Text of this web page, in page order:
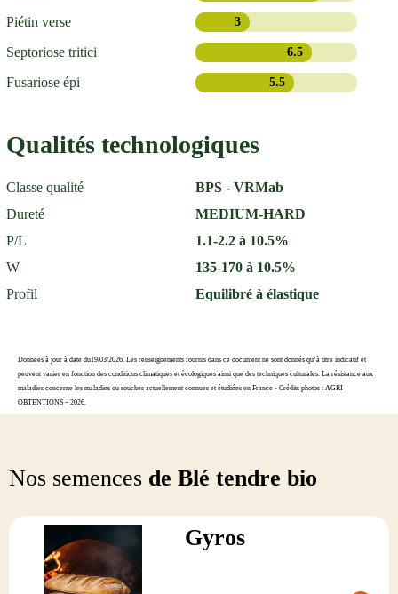
Piétin verse 3
Septoriose tritici 6.5
Fusariose épi 5.5
Qualités technologiques
Classe qualité
BPS - VRMab
Dureté
MEDIUM-HARD
P/L
1.1-2.2 à 10.5%
W
135-170 à 10.5%
Profil
Equilibré à élastique
Données à jour à date du19/03/2026. Les renseignements fournis dans ce document ne sont donnés qu’à titre indicatif et
peuvent varier en fonction des conditions climatiques et écologiques ainsi que des techniques culturales. La résistance aux
maladies concerne les maladies ou souches actuellement connues et étudiées en France - Crédits photos : AGRI
OBTENTIONS – 2026.
Nos semences de Blé tendre bio
Gyros